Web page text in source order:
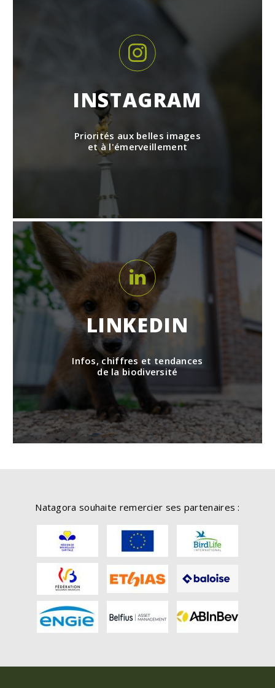
INSTAGRAM
Priorités aux belles images
et à l'émerveillement
LINKEDIN
Infos, chiffres et tendances
de la biodiversité
Natagora souhaite remercier ses partenaires :